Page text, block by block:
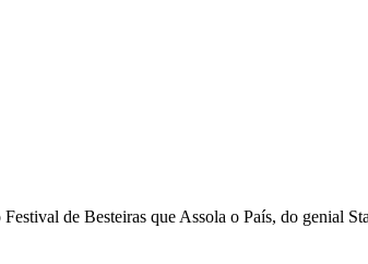
de Besteiras que Assola o País, do genial